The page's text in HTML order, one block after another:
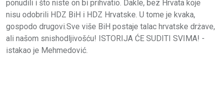
ponudili i što niste on bi prihvatio. Dakle, bez Hrvata koje
nisu odobrili HDZ BiH i HDZ Hrvatske. U tome je kvaka,
gospodo drugovi.Sve više BiH postaje talac hrvatske drżave,
ali našom snishodljivošću! ISTORIJA ĆE SUDITI SVIMA! -
istakao je Mehmedović.